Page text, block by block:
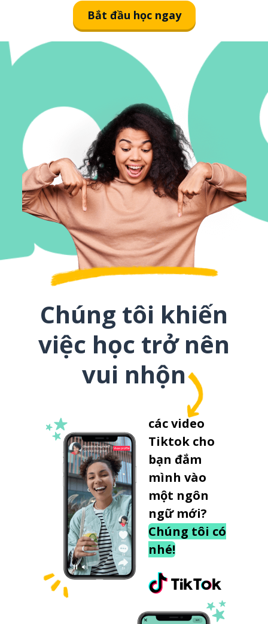
Bắt đầu học ngay
Chúng tôi khiến
việc học trở nên
vui nhộn
các video
Tiktok cho
bạn đắm
mình vào
một ngôn
ngữ mới?
Chúng tôi có
nhé!